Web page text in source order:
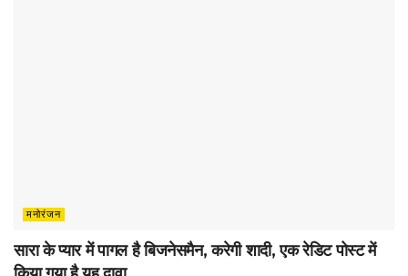
मनोरंजन
सारा के प्यार में पागल है बिजनेसमैन, करेगी शादी, एक रेडिट पोस्ट में